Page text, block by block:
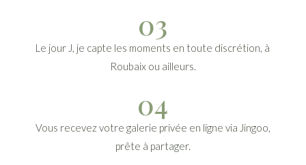
03
Le jour J, je capte les moments en toute discrétion, à
Roubaix ou ailleurs.
04
Vous recevez votre galerie privée en ligne via Jingoo,
prête à partager.